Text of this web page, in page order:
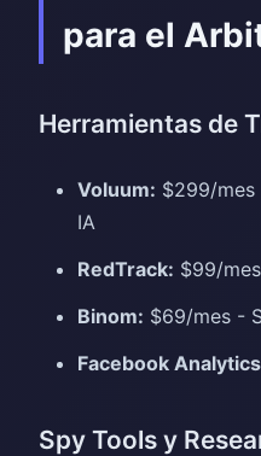
para el
Herramientas de
Voluum: $299/mes
IA
RedTrack: $99/
Binom: $69/mes -
Facebook
Spy Tools y